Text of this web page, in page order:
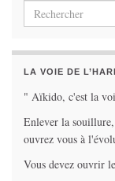
Search for:
LA VOIE DE
" Aïkido, c'est la
Enlever la souillure,
ouvrez vous à
Vous devez ouvrir